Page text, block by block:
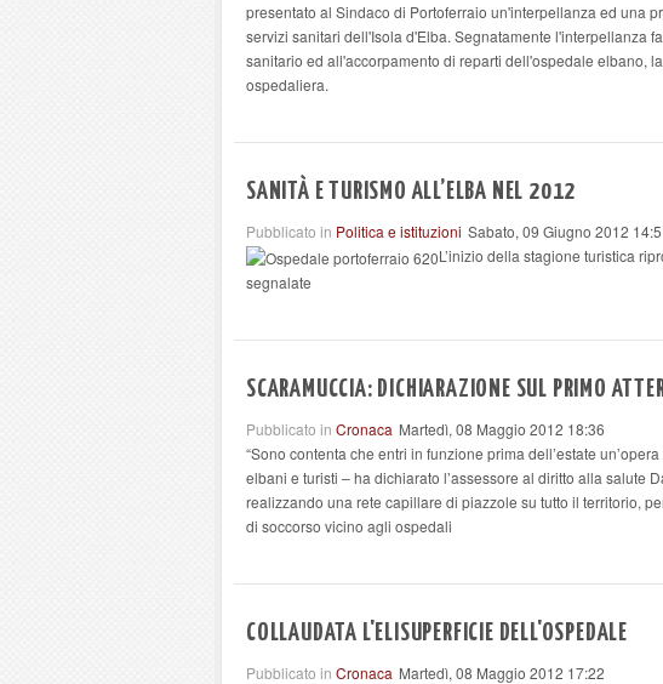
presentato al Sindaco di Portoferraio un'interpellanza ed una
servizi sanitari dell'Isola d'Elba. Segnatamente l'interpellanza
sanitario ed all'accorpamento di reparti dell'ospedale elbano,
ospedaliera.
SANITÀ E TURISMO ALL’ELBA NEL 2012
Pubblicato in Politica e istituzioni Sabato, 09 Giugno 2012
L’inizio della stagione turistica
segnalate
SCARAMUCCIA: DICHIARAZIONE SUL PRIMO
Pubblicato in Cronaca Martedì, 08 Maggio 2012 18:36
“Sono contenta che entri in funzione prima dell’estate
elbani e turisti – ha dichiarato l’assessore al diritto alla salute
realizzando una rete capillare di piazzole su tutto il territorio,
di soccorso vicino agli ospedali
COLLAUDATA L'ELISUPERFICIE DELL'OSPEDALE
Pubblicato in Cronaca Martedì, 08 Maggio 2012 17:22